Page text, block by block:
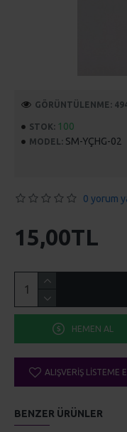
STOK: 100
MODEL: SM-YÇHG-02
GÖRÜNTÜLENME:
0 yorum
15,00TL
HEMEN AL
ALIŞVERIŞ LISTEME
BENZER ÜRÜNLER